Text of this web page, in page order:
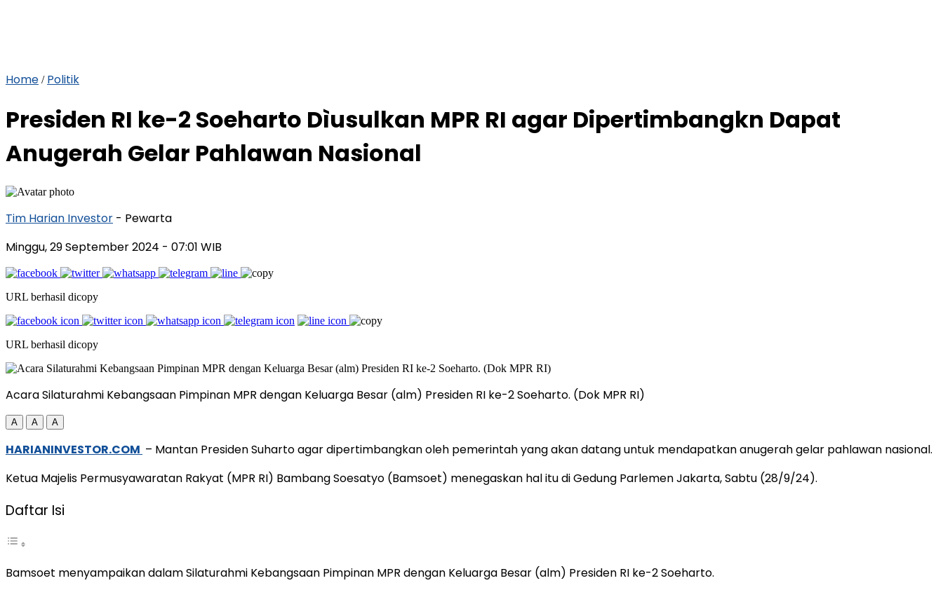
Home / Politik
Presiden RI ke-2 Soeharto Dìusulkan MPR RI agar Dipertimbangkn Dapat
Anugerah Gelar Pahlawan Nasional
Tim Harian Investor - Pewarta
Minggu, 29 September 2024 - 07:01 WIB
URL berhasil dicopy
URL berhasil dicopy
Acara Silaturahmi Kebangsaan Pimpinan MPR dengan Keluarga Besar (alm) Presiden RI ke-2 Soeharto. (Dok MPR RI)
A A A
HARIANINVESTOR.COM – Mantan Presiden Suharto agar dipertimbangkan oleh pemerintah yang akan datang untuk mendapatkan anugerah gelar pahlawan nasional.
Ketua Majelis Permusyawaratan Rakyat (MPR RI) Bambang Soesatyo (Bamsoet) menegaskan hal itu di Gedung Parlemen Jakarta, Sabtu (28/9/24).
Daftar Isi
Bamsoet menyampaikan dalam Silaturahmi Kebangsaan Pimpinan MPR dengan Keluarga Besar (alm) Presiden RI ke-2 Soeharto.